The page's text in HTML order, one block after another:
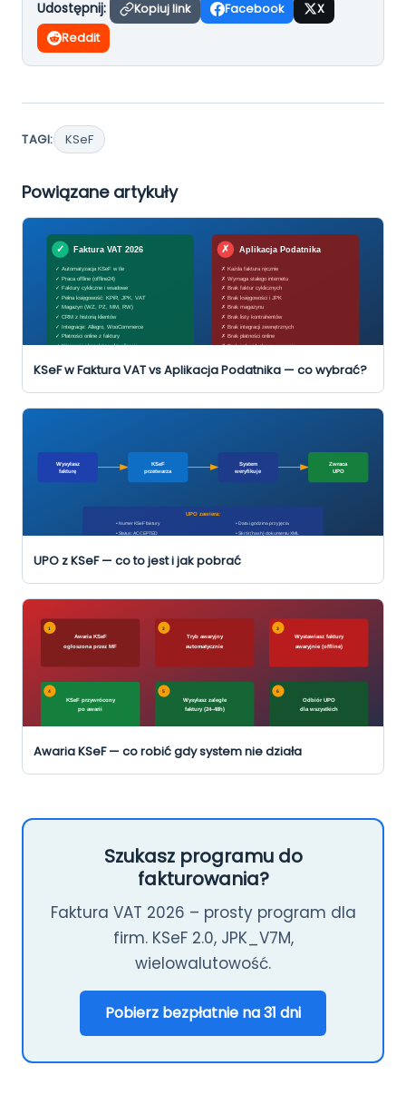
Udostępnij: Kopiuj link Facebook
X
Reddit
TAGI: KSeF
Powiązane artykuły
KSeF w Faktura VAT vs Aplikacja Podatnika — co wybrać?
UPO z KSeF — co to jest i jak pobrać
Awaria KSeF — co robić gdy system nie działa
Szukasz programu do
fakturowania?
Faktura VAT 2026 – prosty program dla
firm. KSeF 2.0, JPK_V7M,
wielowalutowość.
Pobierz bezpłatnie na 31 dni